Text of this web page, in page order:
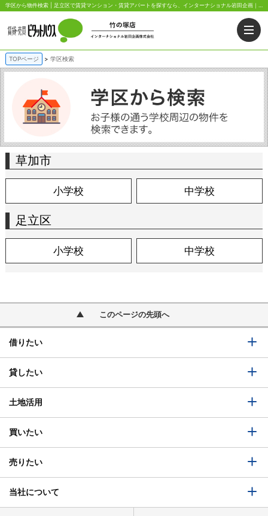
TOPページ 学区検索
草加市
小学校 中学校
足立区
小学校 中学校
このページの先頭へ
借りたい
貸したい
土地活用
買いたい
売りたい
当社について